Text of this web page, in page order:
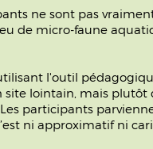
ne sont pas
de micro-faune
l'outil
lointain, mais
participants
ni approximatif ni